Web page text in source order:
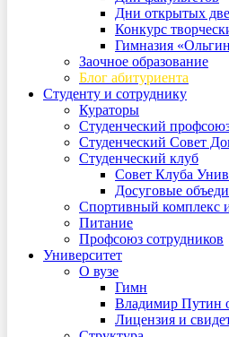
Дни открытых
Конкурс
Гимназия
Заочное образование
Блог абитуриента
Студенту и сотруднику
Кураторы
Студенческий
Студенческий Совет
Студенческий клуб
Совет Клуба
Досуговые
Спортивный комплекс
Питание
Профсоюз сотрудников
Университет
О вузе
Гимн
Владимир
Лицензия и